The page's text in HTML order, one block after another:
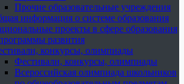
Прочие образовательные учреждения
информация о системе образования
проекты в сфере образования
развития
конкурсы, олимпиады
Фестивали, конкурсы, олимпиады
Всероссийская олимпиада школьников